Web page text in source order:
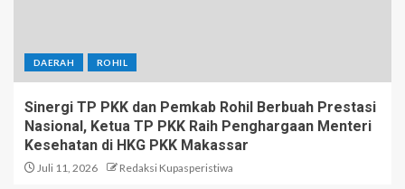
DAERAH ROHIL
Sinergi TP PKK dan Pemkab Rohil Berbuah Prestasi
Nasional, Ketua TP PKK Raih Penghargaan Menteri
Kesehatan di HKG PKK Makassar
Juli 11, 2026 Redaksi Kupasperistiwa